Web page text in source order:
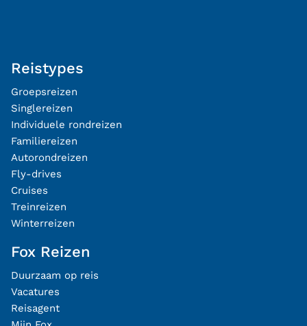
Reistypes
Groepsreizen
Singlereizen
Individuele rondreizen
Familiereizen
Autorondreizen
Fly-drives
Cruises
Treinreizen
Winterreizen
Fox Reizen
Duurzaam op reis
Vacatures
Reisagent